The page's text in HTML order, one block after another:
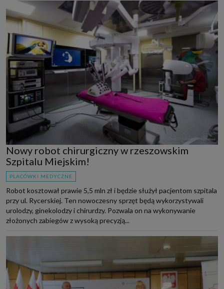
Nowy robot chirurgiczny w rzeszowskim
Szpitalu Miejskim!
PLACÓWKI MEDYCZNE
Robot kosztował prawie 5,5 mln zł i będzie służył pacjentom szpitala
przy ul. Rycerskiej. Ten nowoczesny sprzęt będą wykorzystywali
urolodzy, ginekolodzy i chirurdzy. Pozwala on na wykonywanie
złożonych zabiegów z wysoką precyzją...